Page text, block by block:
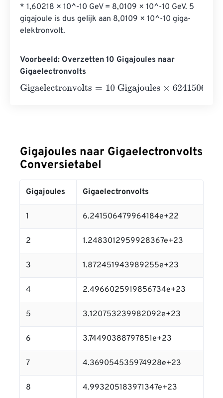
* 1,60218 × 10^-10 GeV = 8,0109 × 10^-10 GeV. 5
gigajoule is dus gelijk aan 8,0109 × 10^-10 giga-
elektronvolt.
Voorbeeld: Overzetten 10 Gigajoules naar
Gigaelectronvolts
Gigaelectronvolts=10 Gigajoules×
Gigajoules naar Gigaelectronvolts
Conversietabel
Gigajoules Gigaelectronvolts
1 6.241506479964184e+22
2 1.2483012959928367e+23
3 1.872451943989255e+23
4 2.4966025919856734e+23
5 3.120753239982092e+23
6 3.74490388797851e+23
7 4.369054535974928e+23
8 4.993205183971347e+23